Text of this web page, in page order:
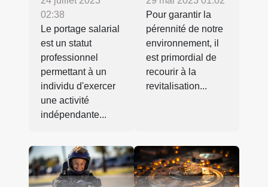
02:38
Le portage salarial
est un statut
professionnel
permettant à un
individu d'exercer
une activité
indépendante...
Pour garantir la
pérennité de notre
environnement, il
est primordial de
recourir à la
revitalisation...